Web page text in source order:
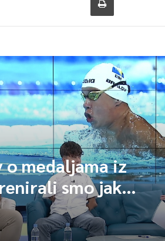
o medaljama iz
smo jako.